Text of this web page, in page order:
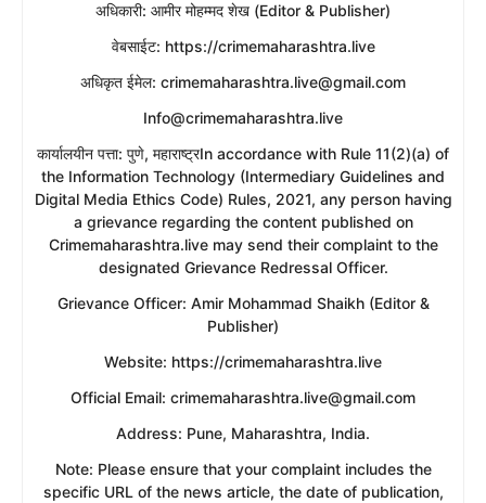
​अधिकारी: आमीर मोहम्मद शेख (Editor & Publisher)
​वेबसाईट: https://crimemaharashtra.live
​अधिकृत ईमेल: crimemaharashtra.live@gmail.com
Info@crimemaharashtra.live
​कार्यालयीन पत्ता: पुणे, महाराष्ट्रIn accordance with Rule 11(2)(a) of
the Information Technology (Intermediary Guidelines and
Digital Media Ethics Code) Rules, 2021, any person having
a grievance regarding the content published on
Crimemaharashtra.live may send their complaint to the
designated Grievance Redressal Officer.
​Grievance Officer: Amir Mohammad Shaikh (Editor &
Publisher)
​Website: https://crimemaharashtra.live
​Official Email: crimemaharashtra.live@gmail.com
​Address: Pune, Maharashtra, India.
​Note: Please ensure that your complaint includes the
specific URL of the news article, the date of publication,